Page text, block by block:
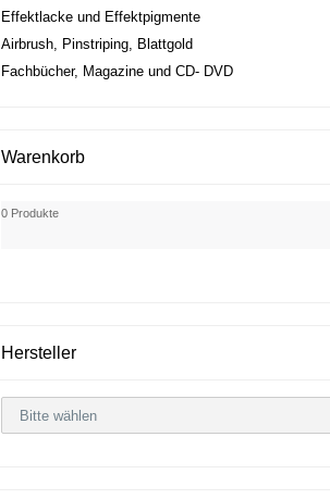
Effektlacke und Effektpigmente
Airbrush, Pinstriping, Blattgold
Fachbücher, Magazine und CD- DVD
Warenkorb
0 Produkte
Hersteller